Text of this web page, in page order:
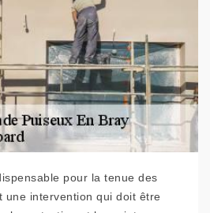
pour la tenue des
une intervention qui doit être